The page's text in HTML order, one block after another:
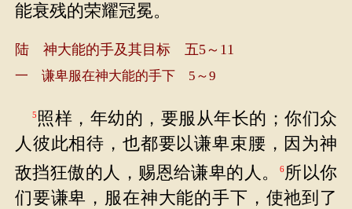
能衰残的荣耀冠冕。
陆 神大能的手及其目标 五5～11
一 谦卑服在神大能的手下 5～9
5 照样，年幼的，要服从年长的；你们众
人彼此相待，也都要以谦卑束腰，因为神
敌挡狂傲的人，赐恩给谦卑的人。
6所以你
们要谦卑，服在神大能的手下，使祂到了